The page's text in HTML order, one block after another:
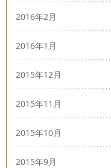
2016年2月
2016年1月
2015年12月
2015年11月
2015年10月
2015年9月